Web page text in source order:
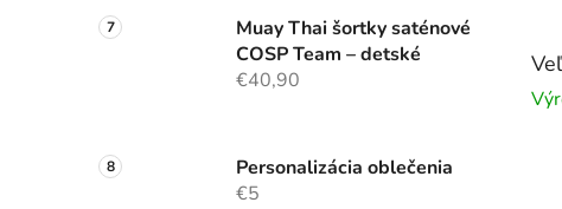
Muay Thai šortky saténové
COSP Team – detské
€40,90
Personalizácia oblečenia
€5